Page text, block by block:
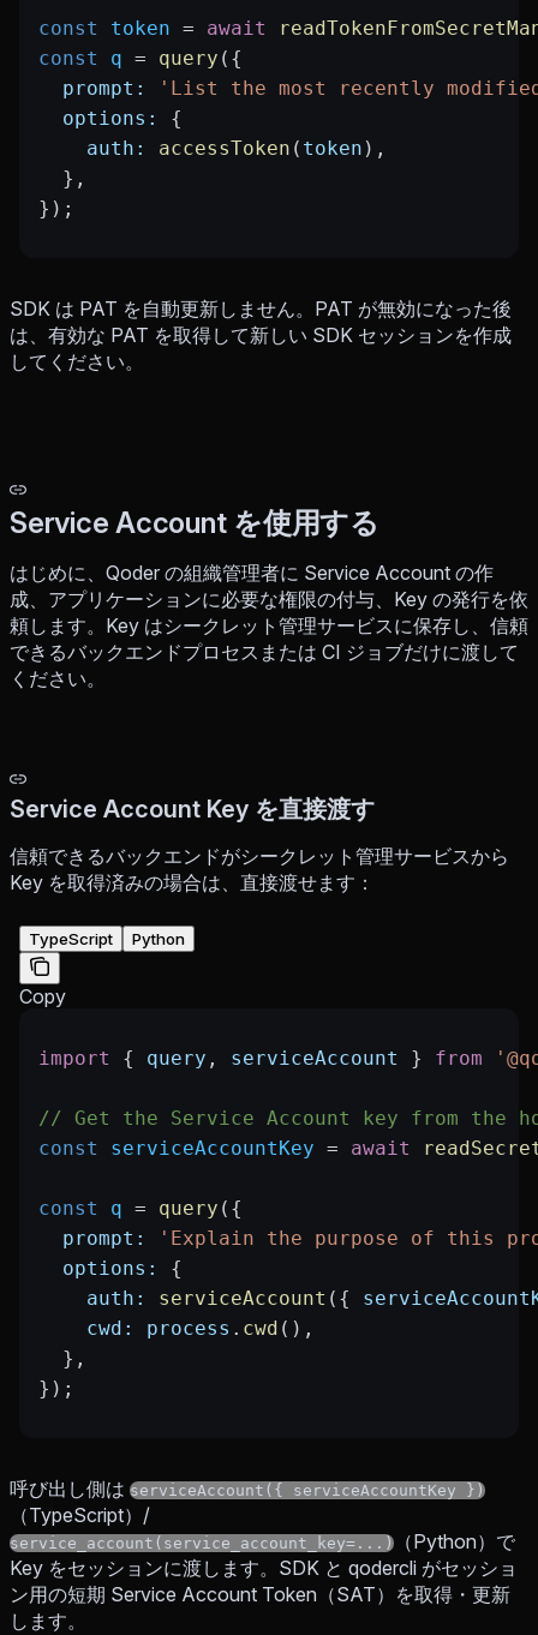
const token = await
const
q = query ({
  prompt:
'List the most recently
  options:
{
    auth:
accessToken ( token ),
  },
});
SDK は PAT を自動更新しません。PAT が無効になった後
は、有効な PAT を取得して新しい SDK セッションを作成
してください。
Service Account を使用する
はじめに、Qoder の組織管理者に Service Account の作
成、アプリケーションに必要な権限の付与、Key の発行を依
頼します。Key はシークレット管理サービスに保存し、信頼
できるバックエンドプロセスまたは CI ジョブだけに渡して
ください。
Service Account Key を直接渡す
信頼できるバックエンドがシークレット管理サービスから
Key を取得済みの場合は、直接渡せます：
TypeScript Python
Copy
import { query , serviceAccount } from
// Get the Service Account key from the
const
serviceAccountKey = await
const q = query ({
  prompt:
'Explain the purpose of this
  options:
{
    auth:
serviceAccount ({
    cwd:
process . cwd (),
  },
});
呼び出し側は serviceAccount({ serviceAccountKey })
（TypeScript）/
service_account(service_account_key=...)
（Python）で
Key をセッションに渡します。SDK と qodercli がセッショ
ン用の短期 Service Account Token（SAT）を取得・更新
します。